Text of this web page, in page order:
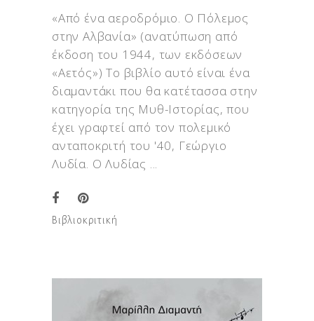
«Από ένα αεροδρόμιο. Ο Πόλεμος
στην Αλβανία» (ανατύπωση από
έκδοση του 1944, των εκδόσεων
«Αετός») Το βιβλίο αυτό είναι ένα
διαμαντάκι που θα κατέτασσα στην
κατηγορία της Μυθ-Ιστορίας, που
έχει γραφτεί από τον πολεμικό
ανταποκριτή του '40, Γεώργιο
Λυδία. Ο Λυδίας
Βιβλιοκριτική